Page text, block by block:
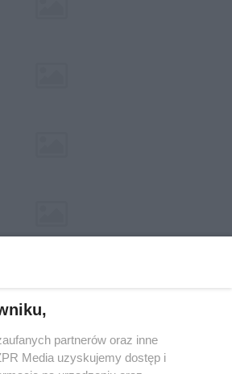
w serwisie nie może być powielany i
rozpowszechniany w jakikolwiek sposób (w
partnerów oraz inne
Media uzyskujemy dostęp i